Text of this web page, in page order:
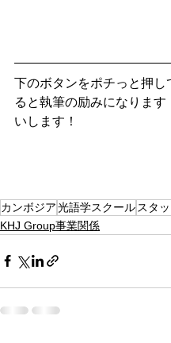
下のボタンをポチっと押し
ると執筆の励みになります
いします！
カンボジア光語学スクール スタ
KHJ Group事業関係